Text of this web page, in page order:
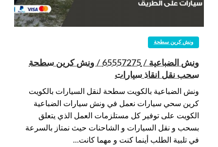
ونش كرين سطحة
ونش الضباعية / 65557275 / ونش كرين سطحة
سحب نقل انقاذ سيارات
ونش الضباعية بالكويت سطحة لنقل السيارات بالكويت
كرين سحي سيارات نعمل في ونش سيارات الضباعية
الكويت على توفير كل مستلزمات العمل الذي يتعلق
بسحب و نقل السيارات و الشاحنات حيث نمتاز بالسرعة
في تلبية الطلب أينما كنت و مهما كانت…